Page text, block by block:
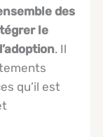
des
le
. Il
qu’il est